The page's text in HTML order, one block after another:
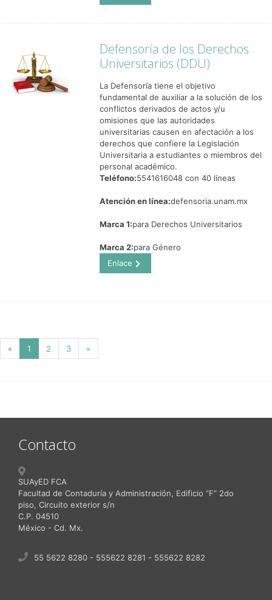
Defensoría de los Derechos
Universitarios (DDU)
La Defensoría tiene el objetivo
fundamental de auxiliar a la solución de los
conflictos derivados de actos y/u
omisiones que las autoridades
universitarias causen en afectación a los
derechos que confiere la Legislación
Universitaria a estudiantes o miembros del
personal académico.
Teléfono:5541616048 con 40 líneas
Atención en línea:defensoria.unam.mx
Marca 1:para Derechos Universitarios
Marca 2:para Género
Enlace
« Previous
1 (current)
2 3 »
Contacto
SUAyED FCA
Facultad de Contaduría y Administración, Edificio “F” 2do
piso, Circuito exterior s/n
C.P. 04510
México - Cd. Mx.
55 5622 8280 - 555622 8281 - 555622 8282